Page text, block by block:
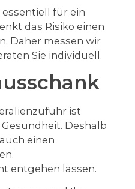
für ein
das Risiko einen
Daher messen wir
Sie individuell.
ist
Deshalb
einen
entgehen lassen.